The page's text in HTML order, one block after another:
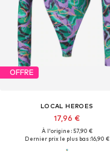
OFFRE
LOCAL HEROES
17,96 €
À l'origine : 57,90 €
Dernier prix le plus bas :16,90 €